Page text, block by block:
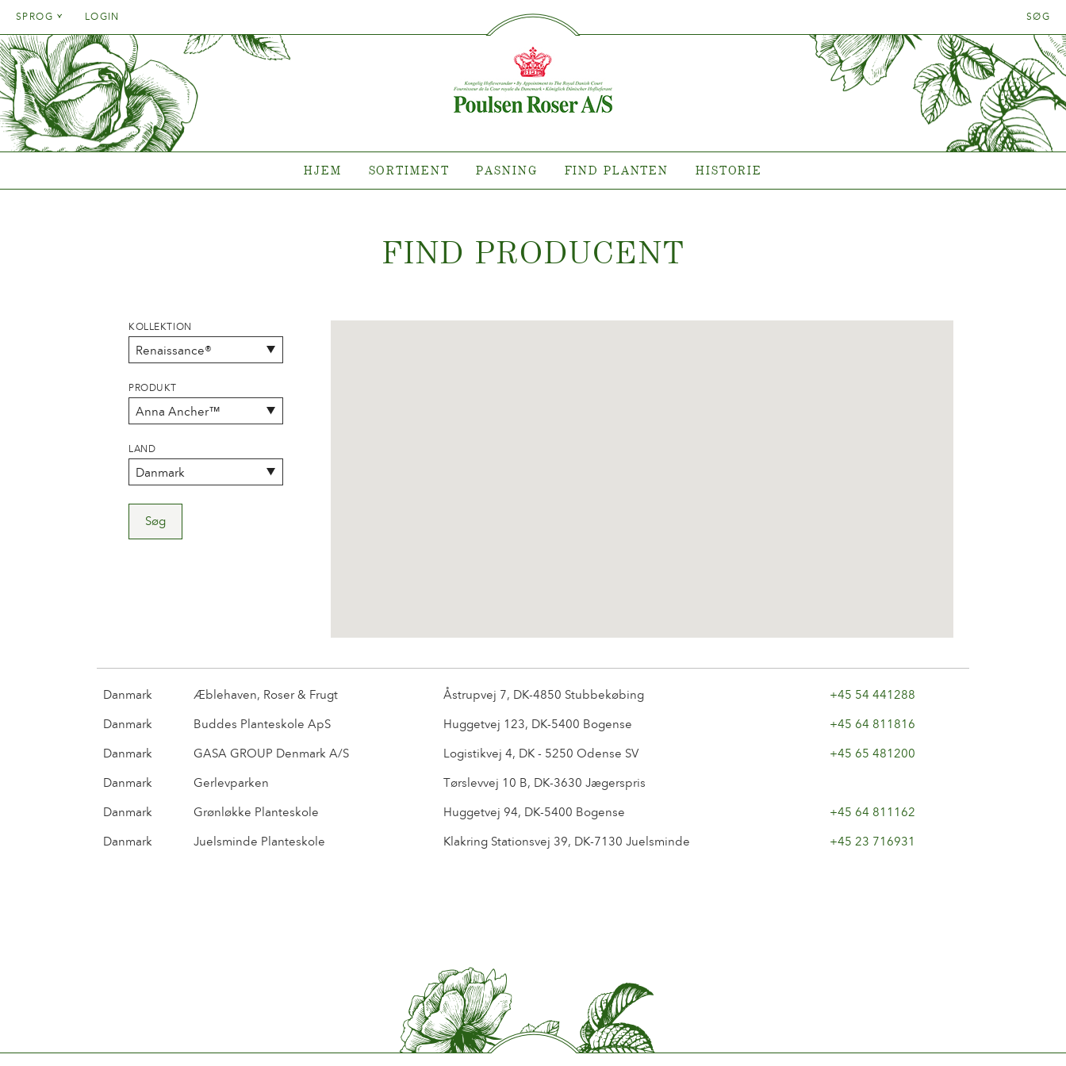
SPROG
Danish
English
French
German
Italien
LOGIN SØG
HJEM SORTIMENT PASNING FIND PLANTEN HISTORIE
Danish
English
French
German
Italien
Spanish
HJEM PASNING
Pasning af udendørs roser
Pasning af indendørs roser
HISTORIE
Historien om Poulsen Roser
FIND PRODUCENT
KOLLEKTION
PRODUKT
LAND
Søg
Danmark Æblehaven, Roser & Frugt Åstrupvej 7, DK-4850 Stubbekøbing +45 54 441288
Danmark Buddes Planteskole ApS Huggetvej 123, DK-5400 Bogense +45 64 811816
Danmark GASA GROUP Denmark A/S Logistikvej 4, DK - 5250 Odense SV +45 65 481200
Danmark Gerlevparken Tørslevvej 10 B, DK-3630 Jægerspris
Danmark Grønløkke Planteskole Huggetvej 94, DK-5400 Bogense +45 64 811162
Danmark Juelsminde Planteskole Klakring Stationsvej 39, DK-7130 Juelsminde +45 23 716931
MERE